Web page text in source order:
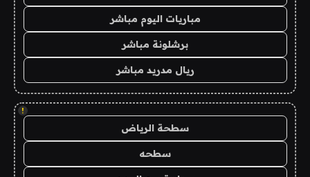
مباريات اليوم مباشر
برشلونة مباشر
ريال مدريد مباشر
!
سطحة الرياض
سطحه